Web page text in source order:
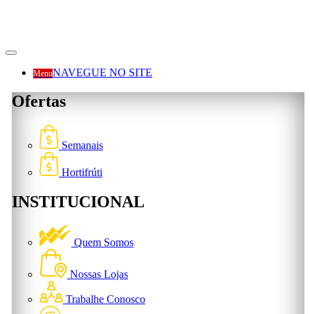
MenuNAVEGUE NO SITE
Ofertas
Semanais
Hortifrúti
INSTITUCIONAL
Quem Somos
Nossas Lojas
Trabalhe Conosco